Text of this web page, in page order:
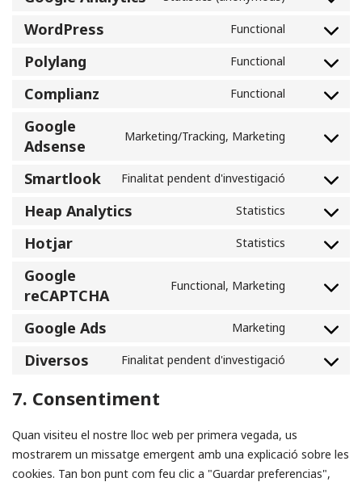
WordPress Functional
Polylang Functional
Complianz Functional
Google
Adsense
Marketing/Tracking, Marketing
Smartlook Finalitat pendent d'investigació
Heap Analytics Statistics
Hotjar Statistics
Google
reCAPTCHA
Functional, Marketing
Google Ads Marketing
Diversos Finalitat pendent d'investigació
7. Consentiment
Quan visiteu el nostre lloc web per primera vegada, us
mostrarem un missatge emergent amb una explicació sobre les
cookies. Tan bon punt com feu clic a "Guardar preferencias",